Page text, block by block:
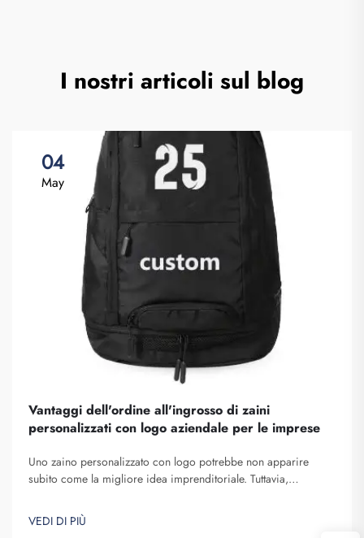
I nostri articoli sul blog
04
May
Vantaggi dell'ordine all'ingrosso di zaini
personalizzati con logo aziendale per le imprese
Uno zaino personalizzato con logo potrebbe non apparire
subito come la migliore idea imprenditoriale. Tuttavia,
Saipulang Trading è un'azienda che effettua ordini all'ingrosso
di questi zaini e li fornisce allo scopo di creare consapevolezza
VEDI DI PIÙ